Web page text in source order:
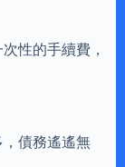
性的手續費，
債務遙遙無